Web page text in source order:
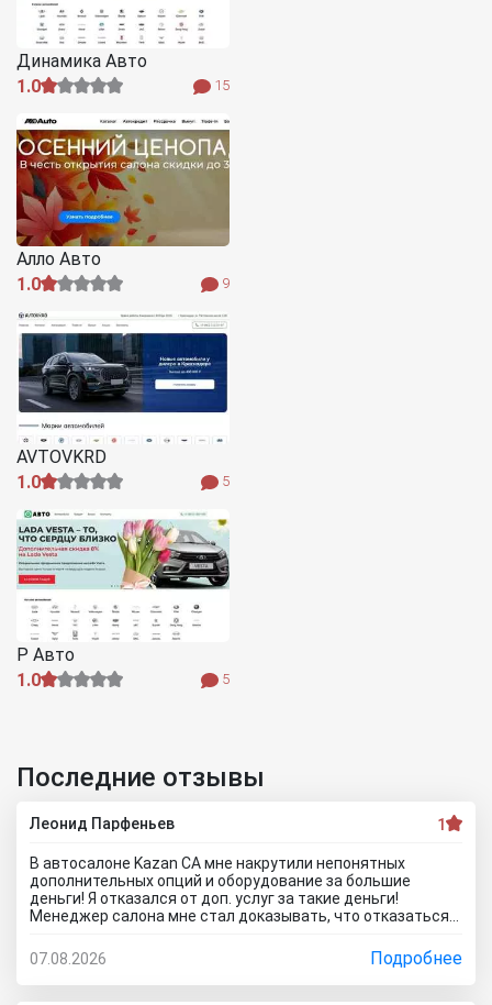
Динамика Авто
1.0
15
Алло Авто
1.0
9
AVTOVKRD
1.0
5
Р Авто
1.0
5
Последние отзывы
Леонид Парфеньев 1
В автосалоне Kazan CA мне накрутили непонятных
дополнительных опций и оборудование за большие
деньги! Я отказался от доп. услуг за такие деньги!
Менеджер салона мне стал доказывать, что отказаться
происходит?! Отчего это невозможно? это развод и
кидалово! Оставил салон без автомобиля, потому что не
хотел его приобретать с допами за большие деньги да и
07.08.2026 Подробнее